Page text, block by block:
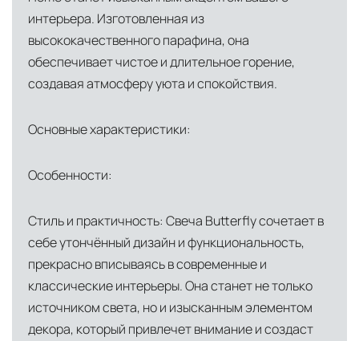
Глобальная сеть распределительных
центров
Помимо Москвы, мы располагаем
логистическими узлами в ключевых
Дубай, ОАЭ
— региональный центр для
Средиземноморского региона
Лондон, Великобритания—
логистический хаб для европейского рынка
— центр доставки для
североамериканского сегмента
интерьера. Изготовленная из
высококачественного парафина, она
обеспечивает чистое и длительное горение,
создавая атмосферу уюта и спокойствия.
Основные характеристики:
Особенности:
Стиль и практичность: Свеча Butterfly сочетает в
себе утончённый дизайн и функциональность,
прекрасно вписываясь в современные и
классические интерьеры. Она станет не только
источником света, но и изысканным элементом
декора, который привлечет внимание и создаст